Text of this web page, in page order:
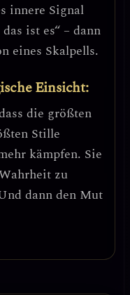
innere Signal
ist es“ – dann
eines Skalpells.
Einsicht:
die größten
Stille
kämpfen. Sie
zu
dann den Mut